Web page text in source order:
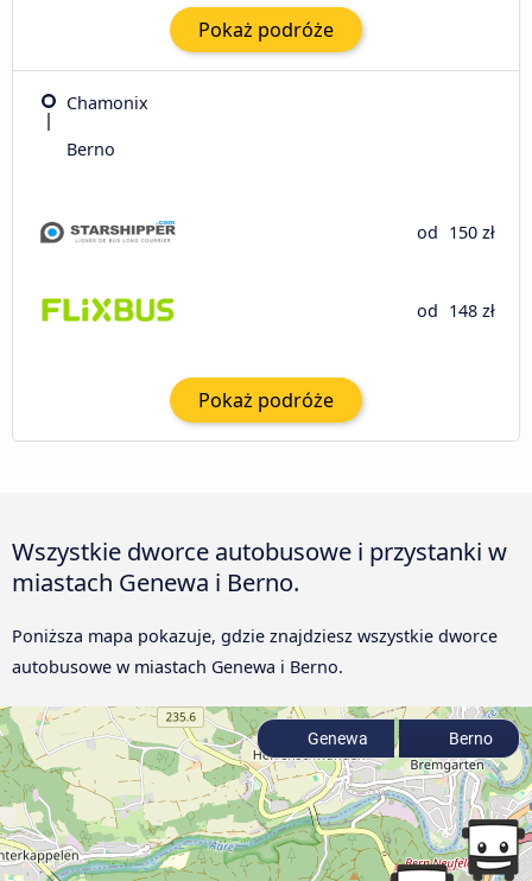
Pokaż podróże
Chamonix
Berno
od 150 zł
od 148 zł
Pokaż podróże
Wszystkie dworce autobusowe i przystanki w
miastach Genewa i Berno.
Poniższa mapa pokazuje, gdzie znajdziesz wszystkie dworce
autobusowe w miastach Genewa i Berno.
Genewa Berno